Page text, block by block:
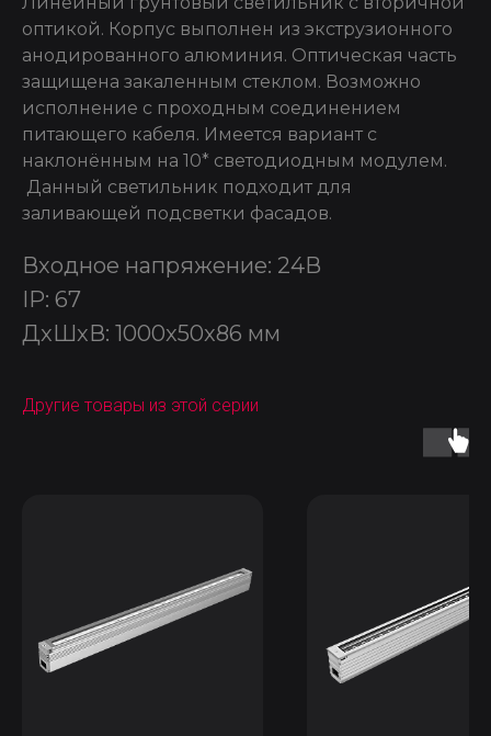
оптикой. Корпус выполнен из экструзионного
анодированного алюминия. Оптическая часть
защищена закаленным стеклом. Возможно
исполнение с проходным соединением
питающего кабеля. Имеется вариант с
наклонённым на 10* светодиодным модулем.
Данный светильник подходит для
заливающей подсветки фасадов.
Входное напряжение: 24В
IP: 67
ДxШxВ: 1000x50x86 мм
Другие товары из этой серии